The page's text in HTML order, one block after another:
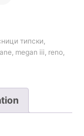
типски
megan iii reno